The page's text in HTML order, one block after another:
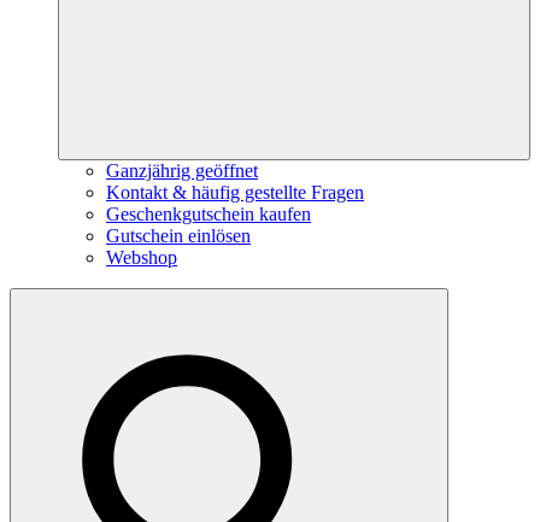
Ganzjährig geöffnet
Kontakt & häufig gestellte Fragen
Geschenkgutschein kaufen
Gutschein einlösen
Webshop